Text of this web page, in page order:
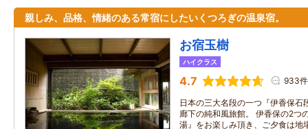
親しみ、品格、情緒のある常宿にしたいくつろぎの温泉宿。
お宿玉樹
ハイクラス
4.7 933件
日本の三大名段の一つ『伊香保石
廊下の純和風旅館。 伊香保の2つ
湯』をお楽しみ頂き、ご夕食は地